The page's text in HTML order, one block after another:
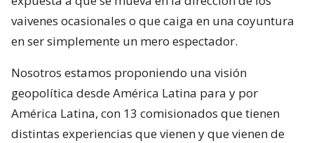
vaivenes ocasionales o que caiga en una coyuntura
en ser simplemente un mero espectador.
Nosotros estamos proponiendo una visión
geopolítica desde América Latina para y por
América Latina, con 13 comisionados que tienen
distintas experiencias que vienen y que vienen de